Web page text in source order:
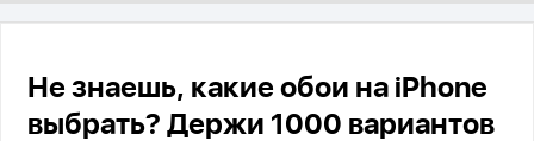
Не знаешь, какие обои на iPhone
выбрать? Держи 1000 вариантов